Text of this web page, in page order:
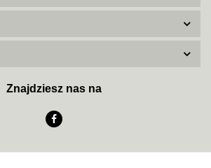
AJAX SYSTEMS
Znajdziesz nas na